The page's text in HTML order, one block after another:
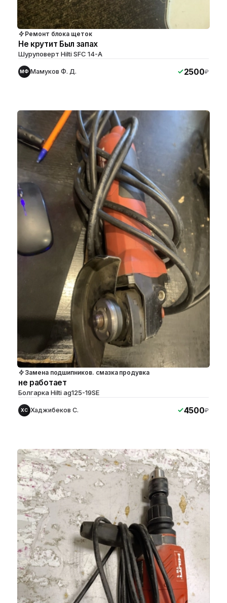
Ремонт блока щеток
Не крутит Был запах
Шуруповерт Hilti SFC 14-A
МФ Мамуков Ф. Д. 2500₽
Замена подшипников. смазка продувка
не работает
Болгарка Hilti ag125-19SE
ХС Хаджибеков С. 4500₽